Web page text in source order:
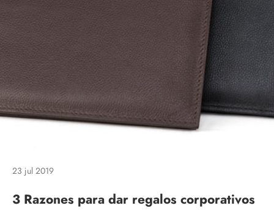
23 jul 2019
3 Razones para dar regalos corporativos